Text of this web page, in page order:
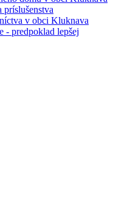
príslušenstva
v obci Kluknava
- predpoklad lepšej